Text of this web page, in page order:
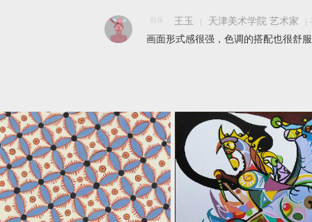
伯乐 王玉 天津美术学院 艺术家
画面形式感很强，色调的搭配也很舒